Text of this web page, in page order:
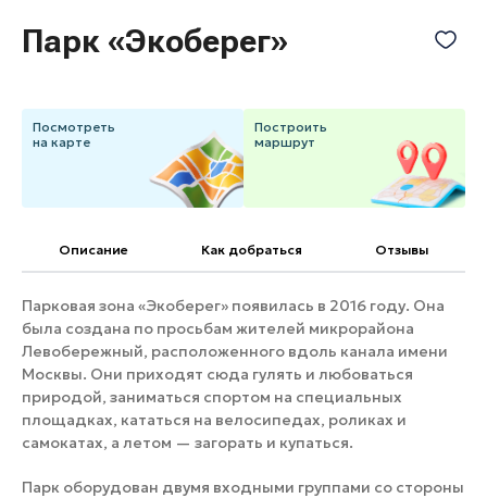
Банные комплексы
Горнолыжные клубы
Спецпроекты
Федоскинская фабрика
Пикник в Подмосковье
Особо охраняемые
природные территории
Парк «Экоберег»
Посмотреть
на карте
Построить
маршрут
Описание Как добраться Отзывы
Парковая зона «Экоберег» появилась в 2016 году. Она
была создана по просьбам жителей микрорайона
Левобережный, расположенного вдоль канала имени
Москвы. Они приходят сюда гулять и любоваться
природой, заниматься спортом на специальных
площадках, кататься на велосипедах, роликах и
самокатах, а летом — загорать и купаться.
Парк оборудован двумя входными группами со стороны